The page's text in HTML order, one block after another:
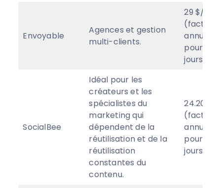
Envoyable
Agences et gestion
multi-clients.
29 $/
(facturé
pour 6
jours
SocialBee
Idéal pour les
créateurs et les
spécialistes du
marketing qui
dépendent de la
réutilisation et de la
réutilisation
constantes du
contenu.
24.20 $/
(facturé
pour 5
jours